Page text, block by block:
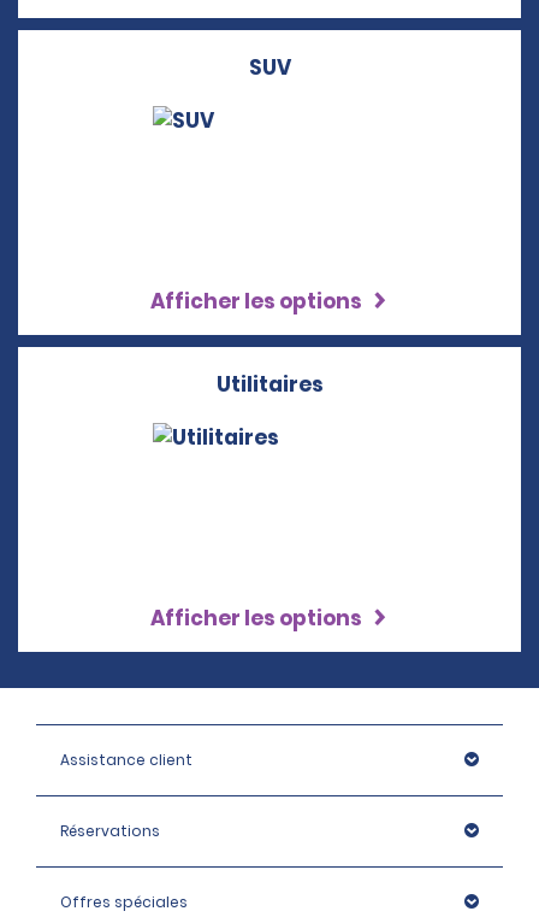
SUV
Afficher les options
Utilitaires
Afficher les options
Assistance client
Réservations
Offres spéciales